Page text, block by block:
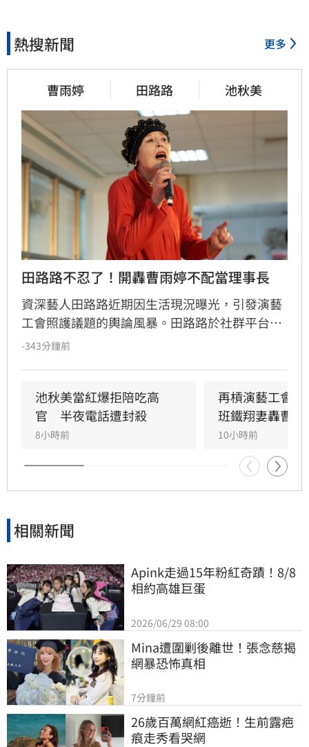
熱搜新聞 更多
曹雨婷 田路路 池秋美
田路路不忍了！開轟曹雨婷不配當理事長
資深藝人田路路近期因生活現況曝光，引發演藝
工會照護議題的輿論風暴。田路路於社群平台公
開點名演藝工會理事長曹雨婷，質疑其適任性並
會運作提出質疑，池秋美更進一步指控工會財務
疑雲，包括質疑會費流向。面對各界抨擊，曹雨
婷曾回應不予理會，強調將持續做正確的事。目
前雙方各執一詞，工會財務與管理爭議持續延
燒，各界正高度關注後續發展，待相關單位釐清
真相以平息演藝圈紛擾。
-343分鐘前
池秋美當紅爆拒陪吃高
官　半夜電話遭封殺
8小時前
再槓演藝工會
班鐵翔妻轟曹雨
10小時前
相關新聞
Apink走過15年粉紅奇蹟！8/8
相約高雄巨蛋
2026/06/29 08:00
Mina遭圍剿後離世！張念慈揭
網暴恐怖真相
7分鐘前
26歲百萬網紅癌逝！生前露疤
痕走秀看哭網